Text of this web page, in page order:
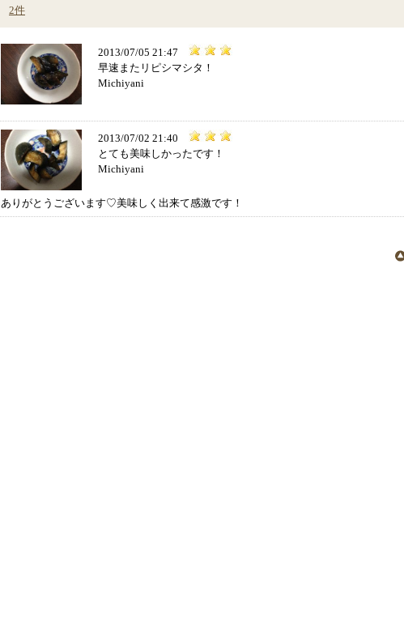
2件
2013/07/05 21:47
早速またリピシマシタ！
Michiyani
2013/07/02 21:40
とても美味しかったです！
Michiyani
ありがとうございます♡美味しく出来て感激です！